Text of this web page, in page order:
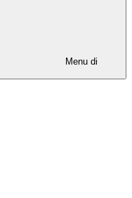
Menu di